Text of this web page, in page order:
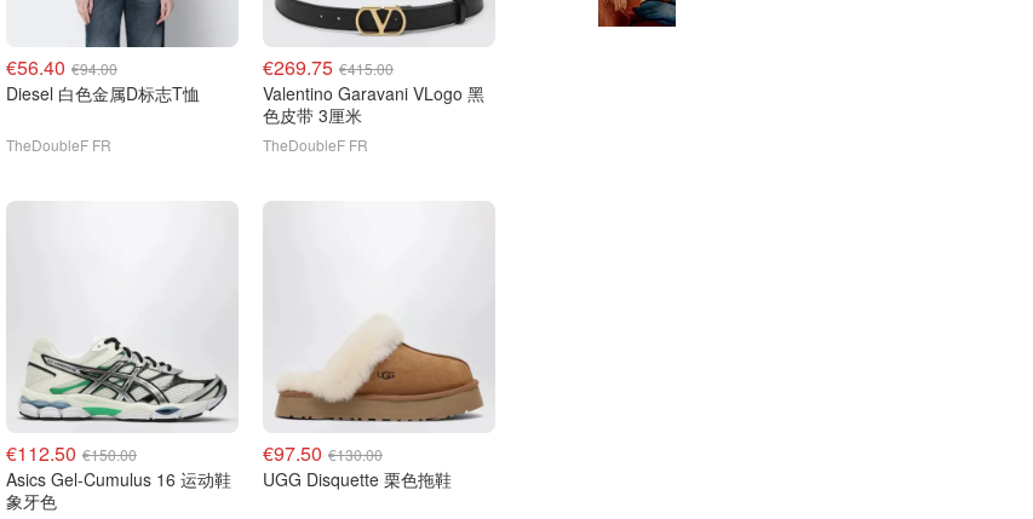
€56.40 €94.00
Diesel 白色金属D标志T恤
TheDoubleF FR
€269.75 €415.00
Valentino Garavani VLogo 黑
色皮带 3厘米
TheDoubleF FR
€112.50 €150.00
Asics Gel-Cumulus 16 运动鞋
象牙色
€97.50 €130.00
UGG Disquette 栗色拖鞋